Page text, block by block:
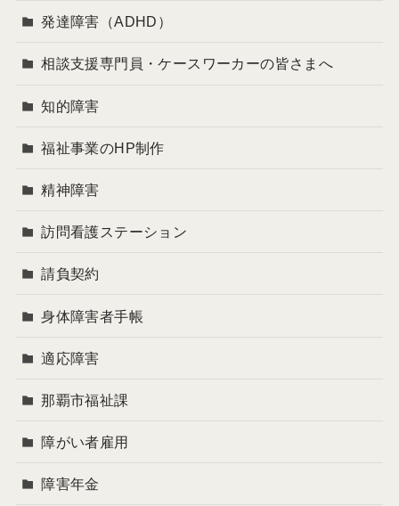
発達障害（ADHD）
相談支援専門員・ケースワーカーの皆さまへ
知的障害
福祉事業のHP制作
精神障害
訪問看護ステーション
請負契約
身体障害者手帳
適応障害
那覇市福祉課
障がい者雇用
障害年金